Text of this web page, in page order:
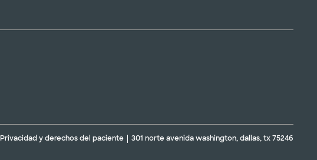
Privacidad y derechos del paciente 301 norte avenida washington, dallas, tx 75246